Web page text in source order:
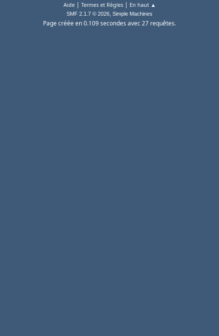
Aide| Termes et Règles| En haut ▲
SMF 2.1.7 © 2026, Simple Machines
Page créée en 0.109 secondes avec 27 requêtes.